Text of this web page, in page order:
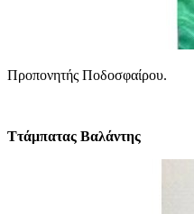
Προπονητής Ποδοσφαίρου.
Ττάμπατας Βαλάντης